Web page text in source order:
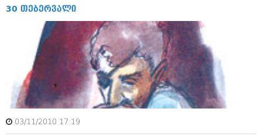
იანვარი 2017 (246)
ნოემბერი 2016 (207)
ოქტომბერი 2016 (257)
სექტემბერი 2016 (224)
აგვისტო 2016 (258)
ივლისი 2016 (211)
ივნისი 2016 (221)
მაისი 2016 (261)
მარტი 2016 (200)
თებერვალი 2016 (250)
30 თებერვალი
03/11/2010 17:19